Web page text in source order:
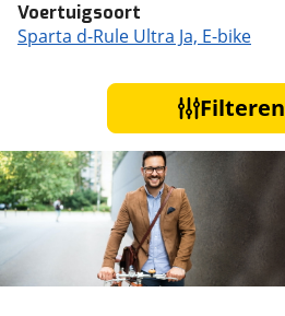
Voertuigsoort
Sparta d-Rule Ultra Ja, E-bike
Filteren